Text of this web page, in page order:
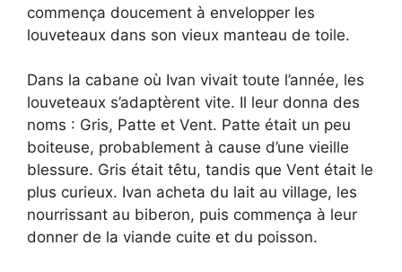
commença doucement à envelopper les
louveteaux dans son vieux manteau de toile.
Dans la cabane où Ivan vivait toute l’année, les
louveteaux s’adaptèrent vite. Il leur donna des
noms : Gris, Patte et Vent. Patte était un peu
boiteuse, probablement à cause d’une vieille
blessure. Gris était têtu, tandis que Vent était le
plus curieux. Ivan acheta du lait au village, les
nourrissant au biberon, puis commença à leur
donner de la viande cuite et du poisson.